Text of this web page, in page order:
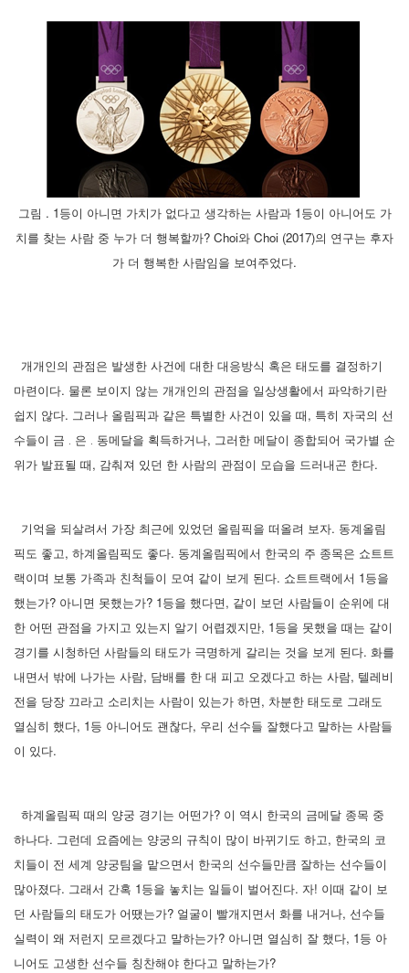
그림 . 1등이 아니면 가치가 없다고 생각하는 사람과 1등이 아니어도 가
치를 찾는 사람 중 누가 더 행복할까? Choi와 Choi (2017)의 연구는 후자
가 더 행복한 사람임을 보여주었다.
개개인의 관점은 발생한 사건에 대한 대응방식 혹은 태도를 결정하기
마련이다. 물론 보이지 않는 개개인의 관점을 일상생활에서 파악하기란
쉽지 않다. 그러나 올림픽과 같은 특별한 사건이 있을 때, 특히 자국의 선
수들이 금 ․ 은 ․ 동메달을 획득하거나, 그러한 메달이 종합되어 국가별 순
위가 발표될 때, 감춰져 있던 한 사람의 관점이 모습을 드러내곤 한다.
기억을 되살려서 가장 최근에 있었던 올림픽을 떠올려 보자. 동계올림
픽도 좋고, 하계올림픽도 좋다. 동계올림픽에서 한국의 주 종목은 쇼트트
랙이며 보통 가족과 친척들이 모여 같이 보게 된다. 쇼트트랙에서 1등을
했는가? 아니면 못했는가? 1등을 했다면, 같이 보던 사람들이 순위에 대
한 어떤 관점을 가지고 있는지 알기 어렵겠지만, 1등을 못했을 때는 같이
경기를 시청하던 사람들의 태도가 극명하게 갈리는 것을 보게 된다. 화를
내면서 밖에 나가는 사람, 담배를 한 대 피고 오겠다고 하는 사람, 텔레비
전을 당장 끄라고 소리치는 사람이 있는가 하면, 차분한 태도로 그래도
열심히 했다, 1등 아니어도 괜찮다, 우리 선수들 잘했다고 말하는 사람들
이 있다.
하계올림픽 때의 양궁 경기는 어떤가? 이 역시 한국의 금메달 종목 중
하나다. 그런데 요즘에는 양궁의 규칙이 많이 바뀌기도 하고, 한국의 코
치들이 전 세계 양궁팀을 맡으면서 한국의 선수들만큼 잘하는 선수들이
많아졌다. 그래서 간혹 1등을 놓치는 일들이 벌어진다. 자! 이때 같이 보
던 사람들의 태도가 어땠는가? 얼굴이 빨개지면서 화를 내거나, 선수들
실력이 왜 저런지 모르겠다고 말하는가? 아니면 열심히 잘 했다, 1등 아
니어도 고생한 선수들 칭찬해야 한다고 말하는가?